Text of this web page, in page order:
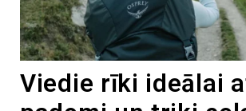
Viedie rīki ideālai